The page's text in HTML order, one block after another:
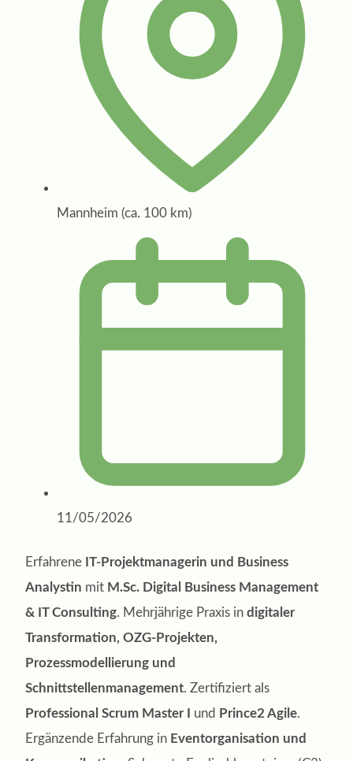
Mannheim (ca. 100 km)
11/05/2026
Erfahrene IT-Projektmanagerin und Business
Analystin mit M.Sc. Digital Business Management
& IT Consulting. Mehrjährige Praxis in digitaler
Transformation, OZG-Projekten,
Prozessmodellierung und
Schnittstellenmanagement. Zertifiziert als
Professional Scrum Master I
und Prince2 Agile.
Ergänzende Erfahrung in Eventorganisation und